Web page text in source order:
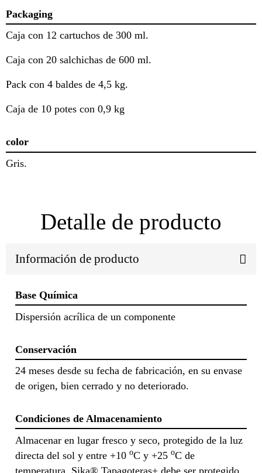
Packaging
Caja con 12 cartuchos de 300 ml.
Caja con 20 salchichas de 600 ml.
Pack con 4 baldes de 4,5 kg.
Caja de 10 potes con 0,9 kg
color
Gris.
Detalle de producto
Información de producto
Base Química
Dispersión acrílica de un componente
Conservación
24 meses desde su fecha de fabricación, en su envase
de origen, bien cerrado y no deteriorado.
Condiciones de Almacenamiento
Almacenar en lugar fresco y seco, protegido de la luz
directa del sol y entre +10 oC y +25 oC de
temperatura. Sika® Tapagoteras+ debe ser protegido